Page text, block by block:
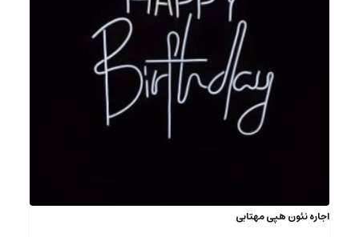
اجاره نئون هپی مهتابی